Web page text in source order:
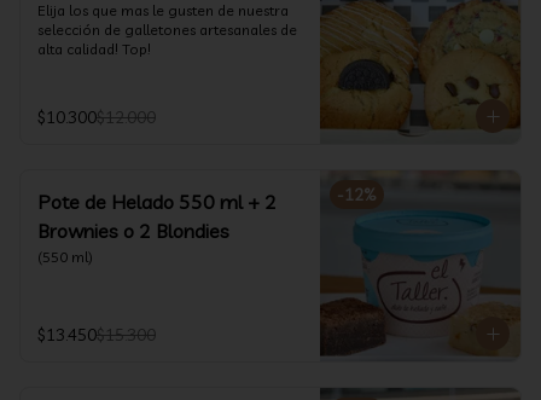
Elija los que mas le gusten de nuestra
selección de galletones artesanales de
alta calidad! Top!
$10.300$12.000
-12%
Pote de Helado 550 ml + 2
Brownies o 2 Blondies
(550 ml)
$13.450$15.300